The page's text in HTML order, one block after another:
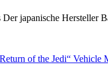
japanische